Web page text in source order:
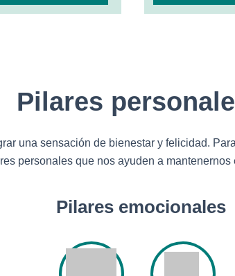
Pilares
una sensación de bienestar y felicidad.
personales que nos ayuden a mantenernos
Pilares emocionales